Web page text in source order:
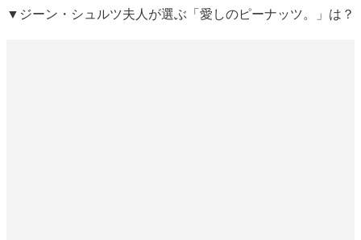
▼ジーン・シュルツ夫人が選ぶ「愛しのピーナッツ。」は？